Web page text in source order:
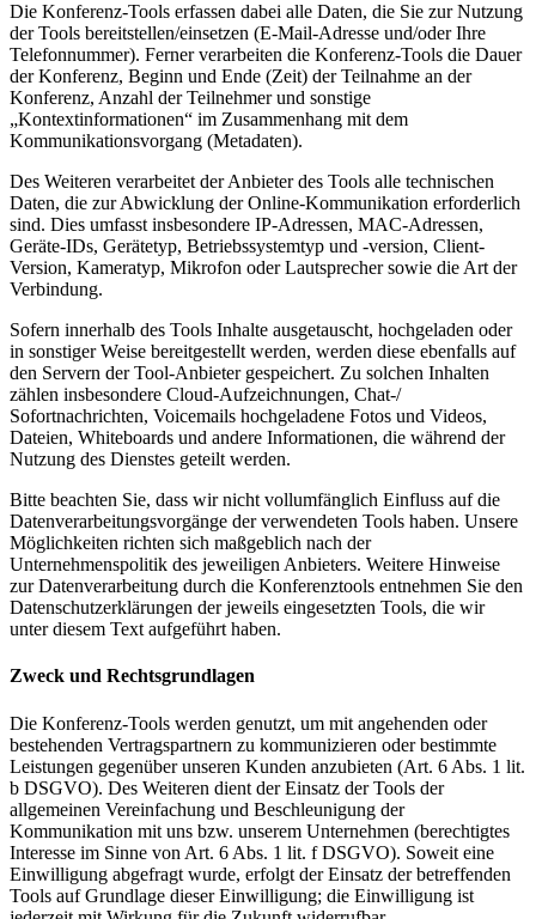
Die Konferenz-Tools erfassen dabei alle Daten, die Sie zur Nutzung
der Tools bereitstellen/einsetzen (E-Mail-Adresse und/oder Ihre
Telefonnummer). Ferner verarbeiten die Konferenz-Tools die Dauer
der Konferenz, Beginn und Ende (Zeit) der Teilnahme an der
Konferenz, Anzahl der Teilnehmer und sonstige
„Kontextinformationen“ im Zusammenhang mit dem
Kommunikationsvorgang (Metadaten).
Des Weiteren verarbeitet der Anbieter des Tools alle technischen
Daten, die zur Abwicklung der Online-Kommunikation erforderlich
sind. Dies umfasst insbesondere IP-Adressen, MAC-Adressen,
Geräte-IDs, Gerätetyp, Betriebssystemtyp und -version, Client-
Version, Kameratyp, Mikrofon oder Lautsprecher sowie die Art der
Verbindung.
Sofern innerhalb des Tools Inhalte ausgetauscht, hochgeladen oder
in sonstiger Weise bereitgestellt werden, werden diese ebenfalls auf
den Servern der Tool-Anbieter gespeichert. Zu solchen Inhalten
zählen insbesondere Cloud-Aufzeichnungen, Chat-/
Sofortnachrichten, Voicemails hochgeladene Fotos und Videos,
Dateien, Whiteboards und andere Informationen, die während der
Nutzung des Dienstes geteilt werden.
Bitte beachten Sie, dass wir nicht vollumfänglich Einfluss auf die
Datenverarbeitungsvorgänge der verwendeten Tools haben. Unsere
Möglichkeiten richten sich maßgeblich nach der
Unternehmenspolitik des jeweiligen Anbieters. Weitere Hinweise
zur Datenverarbeitung durch die Konferenztools entnehmen Sie den
Datenschutzerklärungen der jeweils eingesetzten Tools, die wir
unter diesem Text aufgeführt haben.
Zweck und Rechtsgrundlagen
Die Konferenz-Tools werden genutzt, um mit angehenden oder
bestehenden Vertragspartnern zu kommunizieren oder bestimmte
Leistungen gegenüber unseren Kunden anzubieten (Art. 6 Abs. 1 lit.
b DSGVO). Des Weiteren dient der Einsatz der Tools der
allgemeinen Vereinfachung und Beschleunigung der
Kommunikation mit uns bzw. unserem Unternehmen (berechtigtes
Interesse im Sinne von Art. 6 Abs. 1 lit. f DSGVO). Soweit eine
Einwilligung abgefragt wurde, erfolgt der Einsatz der betreffenden
Tools auf Grundlage dieser Einwilligung; die Einwilligung ist